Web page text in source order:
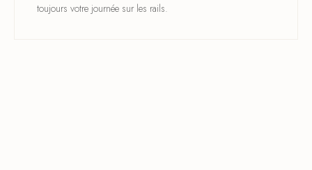
toujours votre journée sur les rails.